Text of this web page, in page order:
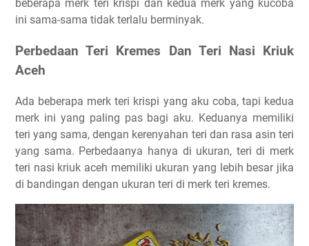
beberapa merk teri krispi dan kedua merk yang kucoba
ini sama-sama tidak terlalu berminyak.
Perbedaan Teri Kremes Dan Teri Nasi Kriuk
Aceh
Ada beberapa merk teri krispi yang aku coba, tapi kedua
merk ini yang paling pas bagi aku. Keduanya memiliki
teri yang sama, dengan kerenyahan teri dan rasa asin teri
yang sama. Perbedaanya hanya di ukuran, teri di merk
teri nasi kriuk aceh memiliki ukuran yang lebih besar jika
di bandingan dengan ukuran teri di merk teri kremes.